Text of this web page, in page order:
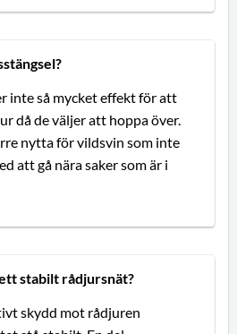
inte så mycket effekt för att
då de väljer att hoppa över.
nytta för vildsvin som inte
att gå nära saker som är i
stabilt rådjursnät?
skydd mot rådjuren